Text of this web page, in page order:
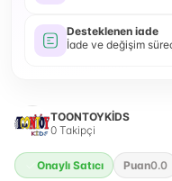
Desteklenen iade
İade ve değişim
TOONTOYKİDS
0 Takipçi
Onaylı Satıcı Puan0.0